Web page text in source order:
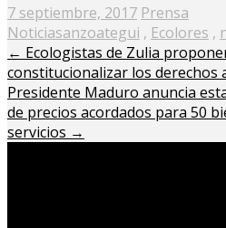
Posted
on
7 septiembre, 2017 Prensa
Noticiasanzoategui , Ecolores ,
← Ecologistas de Zulia
constitucionalizar los derechos
Presidente Maduro anuncia
de precios acordados para 50
servicios →